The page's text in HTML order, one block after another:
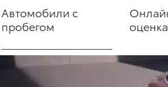
Автомобили с
пробегом
оценка